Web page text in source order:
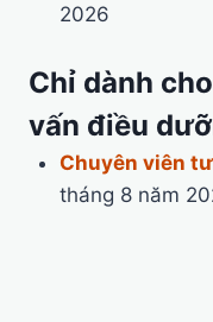
2026
Chỉ dành
vấn điều
Chuyên viên
tháng 8 năm